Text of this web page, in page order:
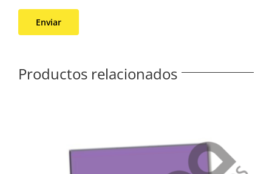
Productos relacionados